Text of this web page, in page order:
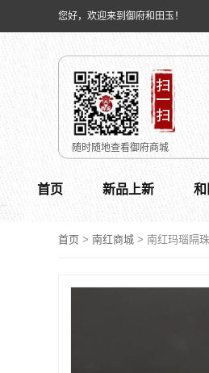
您好，欢迎来到御府和田玉！
随时随地查看御府商城
首页 新品上新 和
首页 > 南红商城 > 南红玛瑙隔